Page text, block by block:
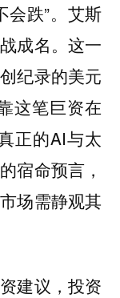
会跌”。艾斯
成名。这一
纪录的美元
这笔巨资在
正的AI与太
宿命预言，
场需静观其
建议，投资